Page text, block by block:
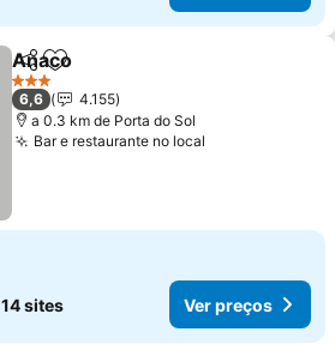
PartilharAdicionar aos favoritos
Anaco
3 Estrelas
6,6
4.155
a 0.3 km de Porta do Sol
Bar e restaurante no local
14 sites Ver preços